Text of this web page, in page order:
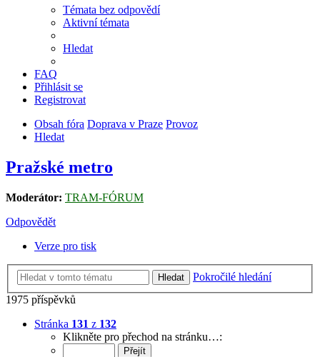
Témata bez odpovědí
Aktivní témata
Hledat
FAQ
Přihlásit se
Registrovat
Obsah fóra Doprava v Praze Provoz
Hledat
Pražské metro
Moderátor: TRAM-FÓRUM
Odpovědět
Verze pro tisk
Hledat
Pokročilé hledání
1975 příspěvků
Stránka 131 z 132
Klikněte pro přechod na stránku…: